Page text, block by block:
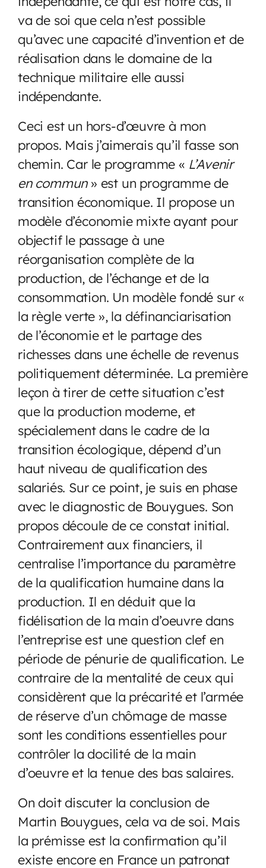
va de soi que cela n’est possible
qu’avec une capacité d’invention et de
réalisation dans le domaine de la
technique militaire elle aussi
indépendante.
Ceci est un hors-d’œuvre à mon
propos. Mais j’aimerais qu’il fasse son
chemin. Car le programme « L’Avenir
en commun» est un programme de
transition économique. Il propose un
modèle d’économie mixte ayant pour
objectif le passage à une
réorganisation complète de la
production, de l’échange et de la
consommation. Un modèle fondé sur «
la règle verte », la définanciarisation
de l’économie et le partage des
richesses dans une échelle de revenus
politiquement déterminée. La première
leçon à tirer de cette situation c’est
que la production moderne, et
spécialement dans le cadre de la
transition écologique, dépend d’un
haut niveau de qualification des
salariés. Sur ce point, je suis en phase
avec le diagnostic de Bouygues. Son
propos découle de ce constat initial.
Contrairement aux financiers, il
centralise l’importance du paramètre
de la qualification humaine dans la
production. Il en déduit que la
fidélisation de la main d’oeuvre dans
l’entreprise est une question clef en
période de pénurie de qualification. Le
contraire de la mentalité de ceux qui
considèrent que la précarité et l’armée
de réserve d’un chômage de masse
sont les conditions essentielles pour
contrôler la docilité de la main
d’oeuvre et la tenue des bas salaires.
On doit discuter la conclusion de
Martin Bouygues, cela va de soi. Mais
la prémisse est la confirmation qu’il
existe encore en France un patronat